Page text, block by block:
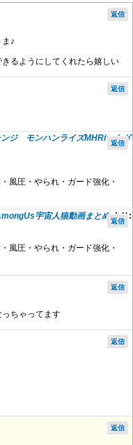
♪
るようにしてくれたら嬉しい
返信
返信
ンジ モンハンライズMHRise | ガ
風圧・やられ・ガード強化・
返信
宇宙人狼動画まとめ より:
風圧・やられ・ガード強化・
返信
ちゃってます
返信
返信
返信